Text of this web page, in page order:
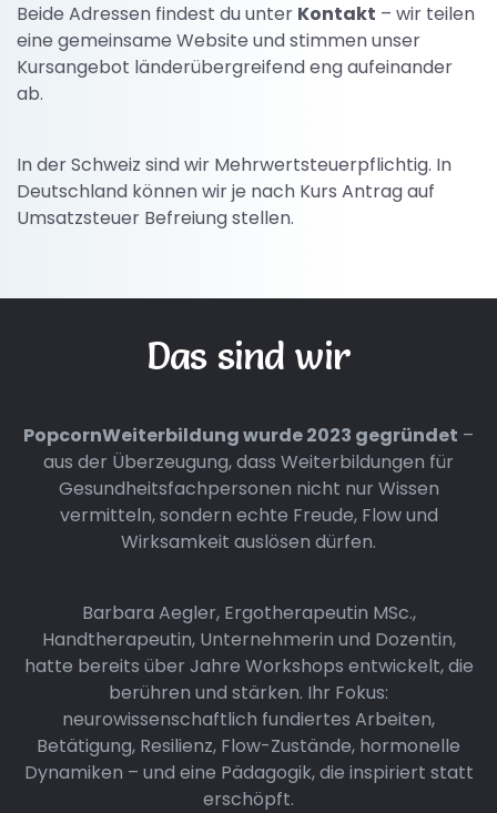
Beide Adressen findest du unter Kontakt – wir teilen
eine gemeinsame Website und stimmen unser
Kursangebot länderübergreifend eng aufeinander
ab.
In der Schweiz sind wir Mehrwertsteuerpflichtig. In
Deutschland können wir je nach Kurs Antrag auf
Umsatzsteuer Befreiung stellen.
Das sind wir
PopcornWeiterbildung wurde 2023 gegründet –
aus der Überzeugung, dass Weiterbildungen für
Gesundheitsfachpersonen nicht nur Wissen
vermitteln, sondern echte Freude, Flow und
Wirksamkeit auslösen dürfen.
Barbara Aegler, Ergotherapeutin MSc.,
Handtherapeutin, Unternehmerin und Dozentin,
hatte bereits über Jahre Workshops entwickelt, die
berühren und stärken. Ihr Fokus:
neurowissenschaftlich fundiertes Arbeiten,
Betätigung, Resilienz, Flow-Zustände, hormonelle
Dynamiken – und eine Pädagogik, die inspiriert statt
erschöpft.